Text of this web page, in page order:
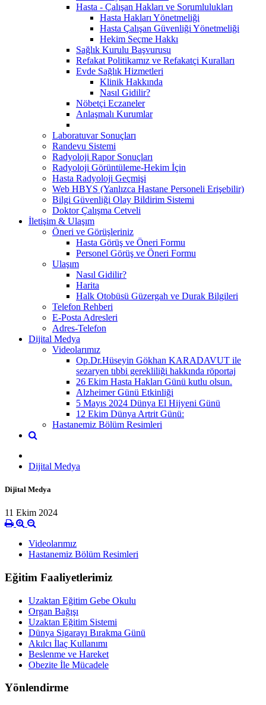
Hasta - Çalışan Hakları ve Sorumlulukları
Hasta Hakları Yönetmeliği
Hasta Çalışan Güvenliği Yönetmeliği
Hekim Seçme Hakkı
Sağlık Kurulu Başvurusu
Refakat Politikamız ve Refakatçi Kuralları
Evde Sağlık Hizmetleri
Klinik Hakkında
Nasıl Gidilir?
Nöbetçi Eczaneler
Anlaşmalı Kurumlar
Laboratuvar Sonuçları
Randevu Sistemi
Radyoloji Rapor Sonuçları
Radyoloji Görüntüleme-Hekim İçin
Hasta Radyoloji Geçmişi
Web HBYS (Yanlızca Hastane Personeli Erişebilir)
Bilgi Güvenliği Olay Bildirim Sistemi
Doktor Çalışma Cetveli
İletişim & Ulaşım
Öneri ve Görüşleriniz
Hasta Görüş ve Öneri Formu
Personel Görüş ve Öneri Formu
Ulaşım
Nasıl Gidilir?
Harita
Halk Otobüsü Güzergah ve Durak Bilgileri
Telefon Rehberi
E-Posta Adresleri
Adres-Telefon
Dijital Medya
Videolarımız
Op.Dr.Hüseyin Gökhan KARADAVUT ile
sezaryen tıbbi gerekliliği hakkında röportaj
26 Ekim Hasta Hakları Günü kutlu olsun.
Alzheimer Günü Etkinliği
5 Mayıs 2024 Dünya El Hijyeni Günü
12 Ekim Dünya Artrit Günü:
Hastanemiz Bölüm Resimleri
Dijital Medya
Dijital Medya
11 Ekim 2024
Videolarımız
Hastanemiz Bölüm Resimleri
Eğitim Faaliyetlerimiz
Uzaktan Eğitim Gebe Okulu
Organ Bağışı
Uzaktan Eğitim Sistemi
Dünya Sigarayı Bırakma Günü
Akılcı İlaç Kullanımı
Beslenme ve Hareket
Obezite İle Mücadele
Yönlendirme